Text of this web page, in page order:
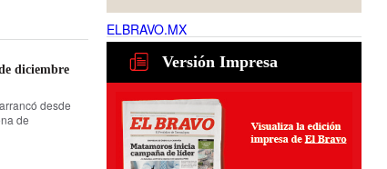
diciembre
desde
de
29 Jul 2026
Ser representante de una
fintech: dudas frecuentes
ELBRAVO.MX
Versión Impresa